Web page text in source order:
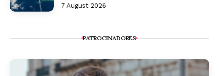
7 August 2026
PATROCINADORES